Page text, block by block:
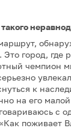
Это город, где
чемпион
к
на его
с
поживает